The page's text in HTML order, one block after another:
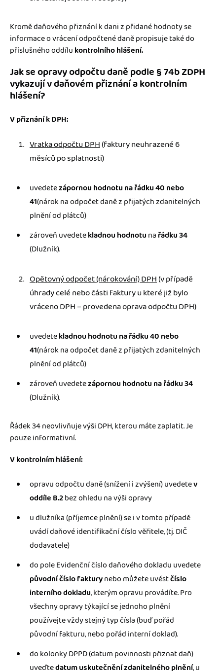
Kromě daňového přiznání k dani z přidané hodnoty se
informace o vrácení odpočtené daně propisuje také do
příslušného oddílu kontrolního hlášení.
Jak se opravy odpočtu daně podle § 74b ZDPH
vykazují v daňovém přiznání a kontrolním
hlášení?
V přiznání k DPH:
Vratka odpočtu DPH(faktury neuhrazené 6
měsíců po splatnosti)
uvedetezápornou hodnotu na řádku40 nebo
41(nárok na odpočet daně z přijatých zdanitelných
plnění od plátců)
zároveň uvedetekladnou hodnotu na řádku 34
(Dlužník).
Opětovný odpočet (nárokování) DPH(v případě
úhrady celé nebo části faktury u které již bylo
vráceno DPH – provedena oprava odpočtu DPH)
uvedetekladnou hodnotu na řádku 40 nebo
41(nárok na odpočet daně z přijatých zdanitelných
plnění od plátců)
zároveň uvedetezápornou hodnotu na řádku 34
(Dlužník).
Řádek 34 neovlivňuje výši DPH, kterou máte zaplatit. Je
pouze informativní.
V kontrolním hlášení:
opravu odpočtu daně (snížení i zvýšení) uvedetev
oddíle B.2bez ohledu na výši opravy
u dlužníka (příjemce plnění) se i v tomto případě
uvádí daňové identifikační číslo věřitele, (tj. DIČ
dodavatele)
do pole Evidenční číslo daňového dokladu uvedete
původní číslo fakturynebo můžete uvéstčíslo
interního dokladu, kterým opravu provádíte. Pro
všechny opravy týkající se jednoho plnění
používejte vždy stejný typ čísla (buď pořád
původní fakturu, nebo pořád interní doklad).
do kolonky DPPD (datum povinnosti přiznat daň)
uveďtedatum uskutečnění zdanitelného plnění, u